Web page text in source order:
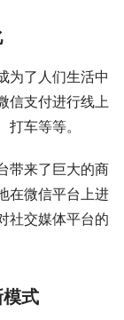
为了人们生活中
信支付进行线上
车等等。
带来了巨大的商
在微信平台上进
社交媒体平台的
式